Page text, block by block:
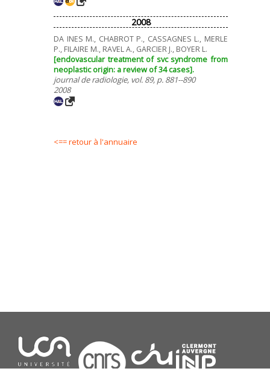
2008
DA INES M., CHABROT P., CASSAGNES L., MERLE
P., FILAIRE M., RAVEL A., GARCIER J., BOYER L.
[endovascular treatment of svc syndrome from
neoplastic origin: a review of 34 cases].
journal de radiologie, vol. 89, p. 881--890
2008
<== retour à l'annuaire